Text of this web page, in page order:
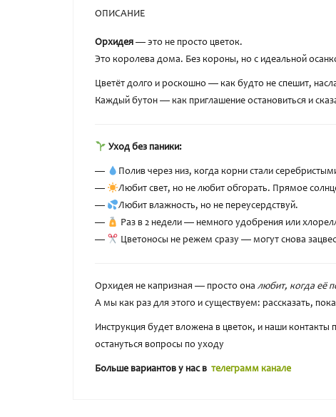
ОПИСАНИЕ
Орхидея — это не просто цветок.
Это королева дома. Без короны, но с идеальной
Цветёт долго и роскошно — как будто не спешит,
Каждый бутон — как приглашение остановиться и
Уход без паники:
—
Полив через низ, когда корни стали
—
Любит свет, но не любит обгорать. Прямое
—
Любит влажность, но не переусердствуй.
—
Раз в 2 недели — немного удобрения или
—
Цветоносы не режем сразу — могут снова
Орхидея не капризная — просто она любит, когда её
А мы как раз для этого и существуем: рассказать,
Инструкция будет вложена в цветок, и наши
остануться вопросы по уходу
Больше вариантов у нас в телеграмм канале